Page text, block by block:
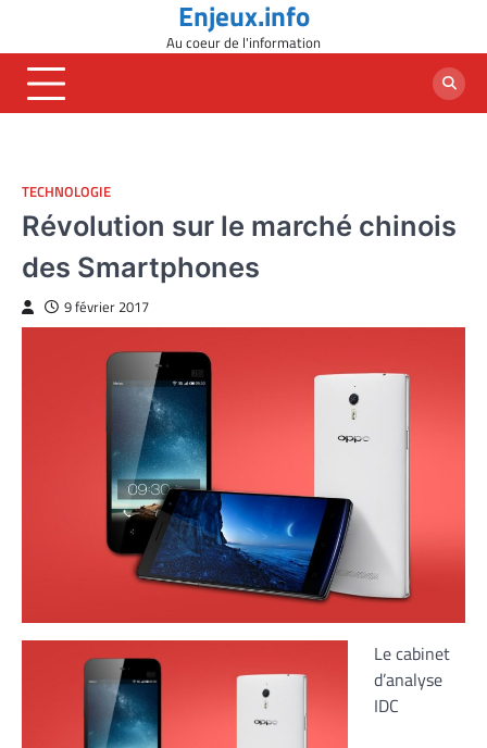
content
Enjeux.info
Au coeur de l'information
TECHNOLOGIE
Révolution sur le marché chinois
des Smartphones
9 février 2017
Le cabinet
d’analyse
IDC